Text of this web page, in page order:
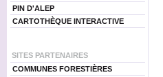
PIN D'ALEP
CARTOTHÈQUE INTERACTIVE
SITES PARTENAIRES
COMMUNES FORESTIÈRES